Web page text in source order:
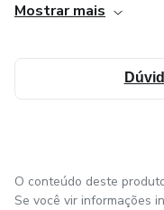
começando. Se você
Mostrar mais
O conteúdo deste
Se você vir informações